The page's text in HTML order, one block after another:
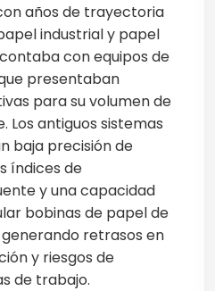
años de trayectoria
industrial y papel
con equipos de
presentaban
para su volumen de
Los antiguos sistemas
baja precisión de
índices de
y una capacidad
bobinas de papel de
retrasos en
y riesgos de
de trabajo.